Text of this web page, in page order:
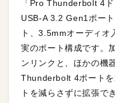
「Pro Thunderbolt 4
USB-A 3.2 Gen1ポー
ト、3.5mmオーディオ
実のポート構成です。
ンリンクと、ほかの機
Thunderbolt 4ポート
トを減らさずに拡張で